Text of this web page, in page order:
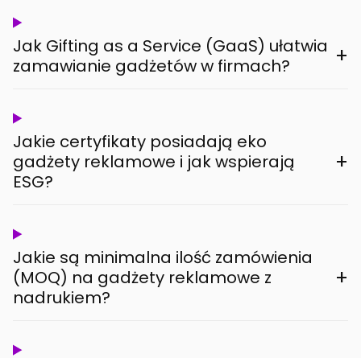
Jak Gifting as a Service (GaaS) ułatwia
zamawianie gadżetów w firmach?
+
Jakie certyfikaty posiadają eko
gadżety reklamowe i jak wspierają
ESG?
+
Jakie są minimalna ilość zamówienia
(MOQ) na gadżety reklamowe z
nadrukiem?
+